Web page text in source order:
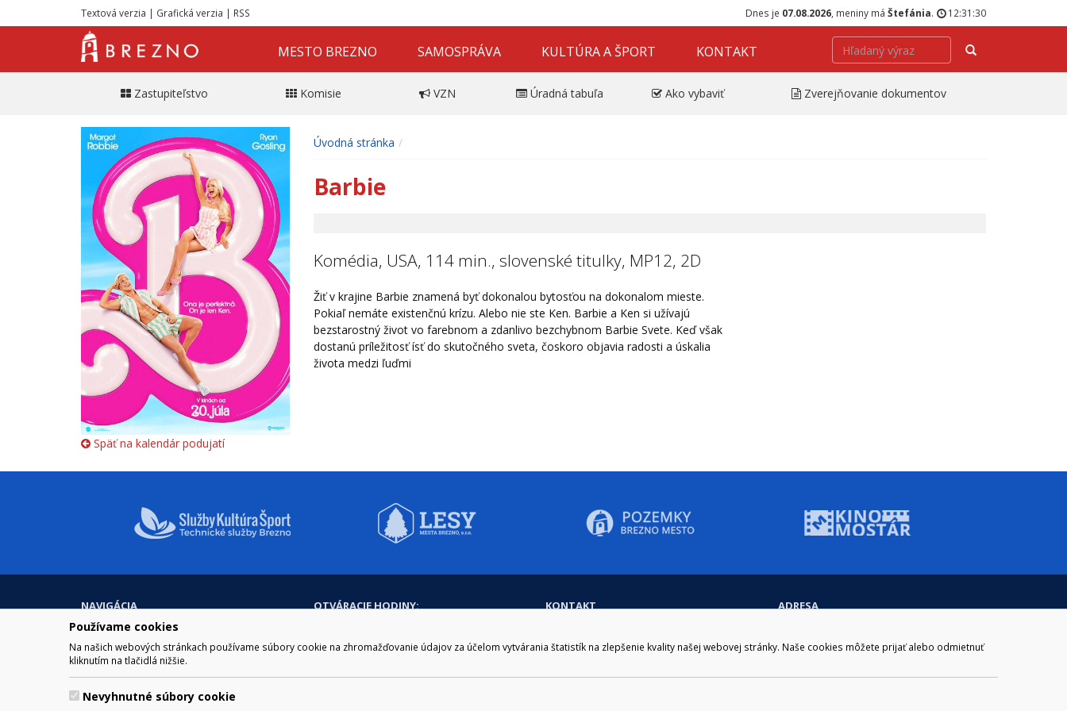
Používame cookies
Na našich webových stránkach používame súbory cookie na zhromažďovanie údajov za účelom vytvárania štatistík na zlepšenie kvality našej webovej stránky. Naše cookies môžete prijať alebo odmietnuť
kliknutím na tlačidlá nižšie.
Nevyhnutné súbory cookie
Textová verzia | Grafická verzia | RSS Dnes je 07.08.2026 , meniny má Štefánia. 12:31:30
MESTO BREZNO SAMOSPRÁVA KULTÚRA A ŠPORT KONTAKT Hľadať
Zastupiteľstvo Komisie VZN Úradná tabuľa Ako vybaviť Zverejňovanie dokumentov
Späť na kalendár podujatí
Úvodná stránka
Barbie
Komédia, USA, 114 min., slovenské titulky, MP12, 2D
Žiť v krajine Barbie znamená byť dokonalou bytosťou na dokonalom mieste.
Pokiaľ nemáte existenčnú krízu. Alebo nie ste Ken. Barbie a Ken si užívajú
bezstarostný život vo farebnom a zdanlivo bezchybnom Barbie Svete. Keď však
dostanú príležitosť ísť do skutočného sveta, čoskoro objavia radosti a úskalia
života medzi ľuďmi
NAVIGÁCIA
Mesto Brezno
Samospráva
Kultúra a šport
OTVÁRACIE HODINY:
KONTAKT
ADRESA
977 01 Brezno